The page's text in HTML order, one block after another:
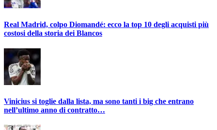
Real Madrid, colpo Diomandé: ecco la top 10 degli acquisti più
costosi della storia dei Blancos
Vinicius si toglie dalla lista, ma sono tanti i big che entrano
nell’ultimo anno di contratto…